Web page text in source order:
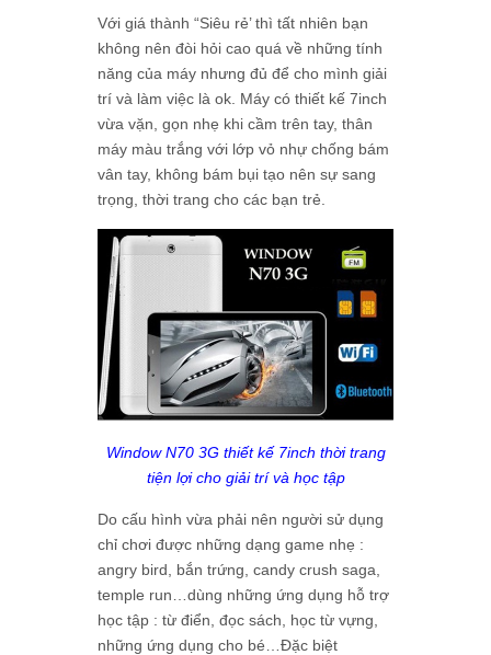
Với giá thành “Siêu rẻ’ thì tất nhiên bạn
không nên đòi hỏi cao quá về những tính
năng của máy nhưng đủ để cho mình giải
trí và làm việc là ok. Máy có thiết kế 7inch
vừa vặn, gọn nhẹ khi cầm trên tay, thân
máy màu trắng với lớp vỏ nhự chống bám
vân tay, không bám bụi tạo nên sự sang
trọng, thời trang cho các bạn trẻ.
Window N70 3G thiết kế 7inch thời trang
tiện lợi cho giải trí và học tập
Do cấu hình vừa phải nên người sử dụng
chỉ chơi được những dạng game nhẹ :
angry bird, bắn trứng, candy crush saga,
temple run…dùng những ứng dụng hỗ trợ
học tập : từ điển, đọc sách, học từ vựng,
những ứng dụng cho bé…Đặc biệt